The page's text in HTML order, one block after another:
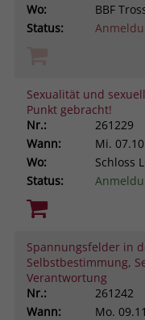
Wo:
BBF
Status:
Sexualität und
Punkt gebracht!
Nr.:
261229
Wann:
Mi.
Wo:
Schloss
Status:
Spannungsfelder in
Selbstbestimmung,
Verantwortung
Nr.:
261242
Wann:
Mo.